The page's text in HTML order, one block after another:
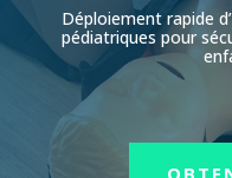
Déploiement rapide
pédiatriques pour